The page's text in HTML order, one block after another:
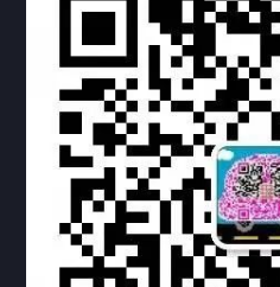
热门标签 TAG
机构链接
联系方式 关于我们
下载与支持
资料下载 视频中心
常见问题
购买流程 版权条款